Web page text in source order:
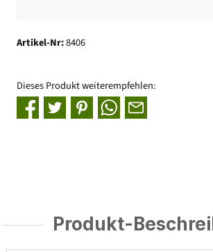
Artikel-Nr:8406
Dieses Produkt weiterempfehlen:
Produkt-